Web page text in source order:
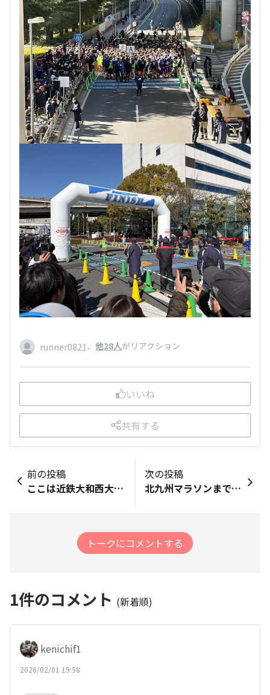
runner0821 、 他28人がリアクション
いいね
共有する
前の投稿
ここは近鉄大和西大寺駅 安倍元首相が撃たれた現場は花壇になってます
次の投稿
北九州マラソンまであと2週間！ 久々の30Kラン 気持ちよく走ってきました。 Garminのレース予測が、サブ4の東京マラソン2024の時よりも良い❣️ 記録よりも気持ちよく、楽しく走ることにします。 今日のトレーニング記録 ■今日は何をした？ ■今日の成果は？ ■ひとこと！ 70歳最後のレース、楽しみます‼️ GOOD JOB!! 明日も頑張りましょう！ ※ポイントは記録した月の月末に付与されます
トークにコメントする
1件のコメント (新着順)
kenichif1
2026/02/01 19:58